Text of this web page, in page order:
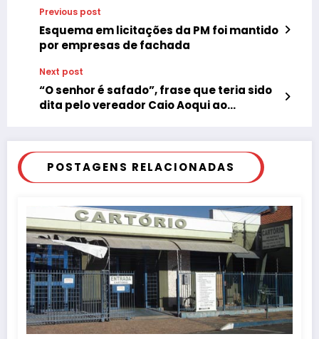
Previous post
Esquema em licitações da PM foi mantido
por empresas de fachada
Next post
“O senhor é safado”, frase que teria sido
dita pelo vereador Caio Aoqui ao
ex-presidente da Câmara na aprovação
da criação de 90 cargos em comissão.
POSTAGENS RELACIONADAS